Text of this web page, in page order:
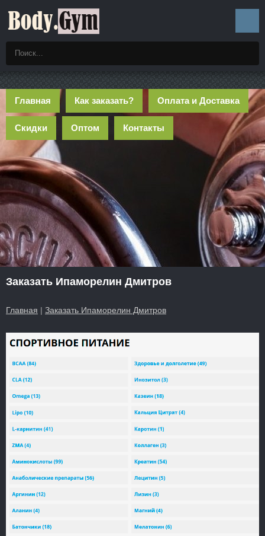
Главная Как заказать? Оплата и Доставка
Скидки Оптом Контакты
Заказать Ипаморелин Дмитров
Главная | Заказать Ипаморелин Дмитров